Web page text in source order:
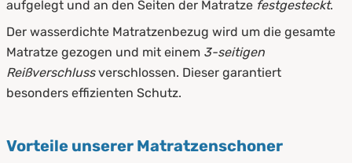
aufgelegt und an den Seiten der Matratze festgesteckt.
Der wasserdichte Matratzenbezug wird um die gesamte
Matratze gezogen und mit einem 3-seitigen
Reißverschlussverschlossen. Dieser garantiert
besonders effizienten Schutz.
Vorteile unserer Matratzenschoner